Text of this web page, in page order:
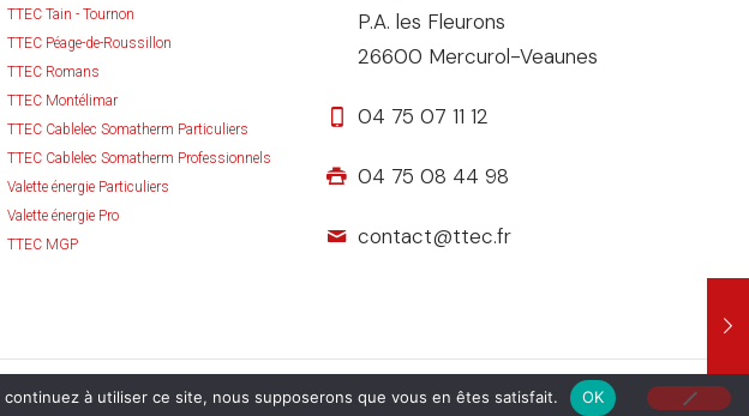
TTEC Tain - Tournon
TTEC Péage-de-Roussillon
TTEC Romans
TTEC Montélimar
TTEC Cablelec Somatherm Particuliers
TTEC Cablelec Somatherm Professionnels
Valette énergie Particuliers
Valette énergie Pro
TTEC MGP
P.A. les Fleurons
26600 Mercurol-Veaunes
04 75 07 11 12
04 75 08 44 98
contact@ttec.fr
Légales CGV RGPD|
à utiliser ce site, nous supposerons que vous en êtes satisfait. OK